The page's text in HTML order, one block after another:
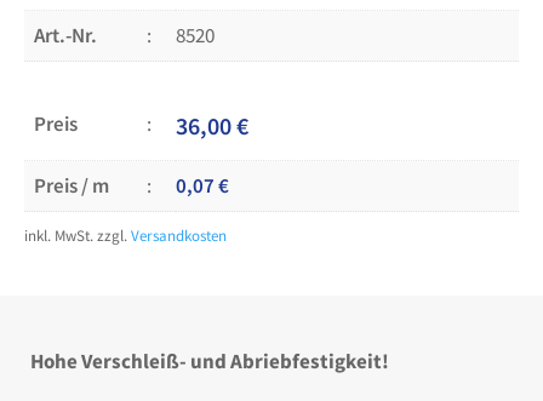
Art.-Nr.
8520
Preis 36,00€
Preis / m 0,07€
inkl. MwSt. zzgl. Versandkosten
Hohe Verschleiß- und Abriebfestigkeit!